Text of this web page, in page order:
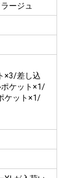
ージュ
×3/差し込
ケット×1/
ケット×1/